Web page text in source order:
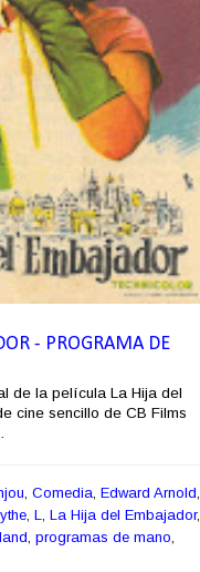
- PROGRAMA DE
de la película La Hija del
cine sencillo de CB Films
, Comedia, Edward Arnold,
, L, La Hija del Embajador,
, programas de mano,